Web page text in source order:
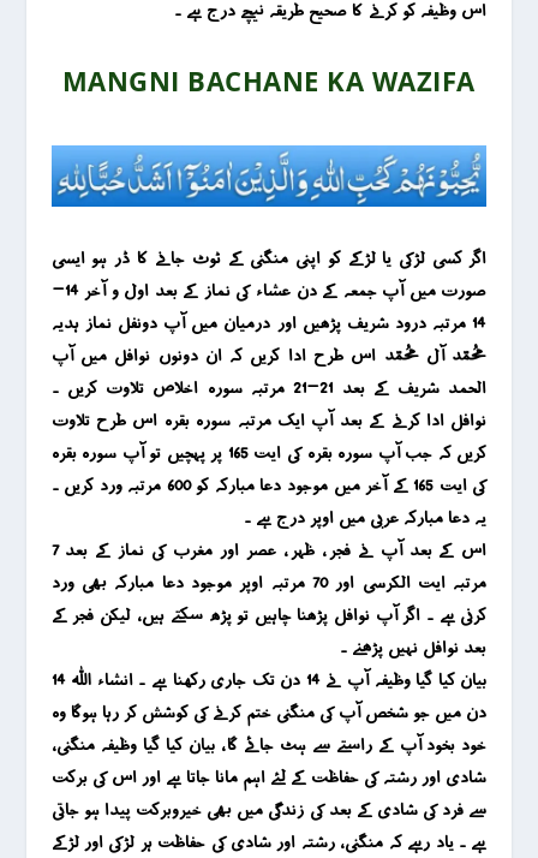
اس وظیفہ کو کرنے کا صحیح طریقہ نیچے درج ہے ۔
MANGNI BACHANE KA WAZIFA
اگر کسی لڑکی یا لڑکے کو اپنی منگنی کے ٹوٹ جانے کا ڈر ہو ایسی
صورت میں آپ جمعہ کے دن عشاء کی نماز کے بعد اول و آخر 14-
14 مرتبہ درود شریف پڑھیں اور درمیان میں آپ دونفل نماز ہدیہ
محمد آل محمد اس طرح ادا کریں کہ ان دونوں نوافل میں آپ
الحمد شریف کے بعد 21-21 مرتبہ سورہ اخلاص تلاوت کریں ۔
نوافل ادا کرنے کے بعد آپ ایک مرتبہ سورہ بقرہ اس طرح تلاوت
کریں کہ جب آپ سورہ بقرہ کی ایت 165 پر پہچیں تو آپ سورہ بقرہ
کی ایت 165 کے آخر میں موجود دعا مبارکہ کو 600 مرتبہ ورد کریں ۔
یہ دعا مبارکہ عربی میں اوپر درج ہے ۔
اس کے بعد آپ نے فجر ، ظہر ، عصر اور مغرب کی نماز کے بعد 7
مرتبہ ایت الکرسی اور 70 مرتبہ اوپر موجود دعا مبارکہ بھی ورد
کرنی ہے ۔ اگر آپ نوافل پڑھنا چاہیں تو پڑھ سکتے ہیں ، لیکن فجر کے
بعد نوافل نہیں پڑھنے ۔
بیان کیا گیا وظیفہ آپ نے 14 دن تک جاری رکھنا ہے ۔ انشاء اللہ 14
دن میں جو شخص آپ کی منگنی ختم کرنے کی کوشش کر رہا ہوگا وہ
خود بخود آپ کے راستے سے ہٹ جائے گا ، بیان کیا گیا وظیفہ منگنی ،
شادی اور رشتہ کی حفاظت کے لئے اہم مانا جاتا ہے اور اس کی برکت
سے فرد کی شادی کے بعد کی زندگی میں بھی خیروبرکت پیدا ہو جاتی
ہے ۔ یاد رہے کہ منگنی ، رشتہ اور شادی کی حفاظت ہر لڑکی اور لڑکے